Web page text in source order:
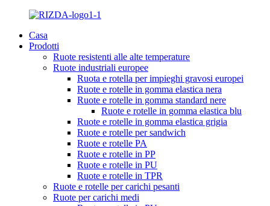
Casa
Prodotti
Ruote resistenti alle alte temperature
Ruote industriali europee
Ruota e rotella per impieghi gravosi europei
Ruote e rotelle in gomma elastica nera
Ruote e rotelle in gomma standard nere
Ruote e rotelle in gomma elastica blu
Ruote e rotelle in gomma elastica grigia
Ruote e rotelle per sandwich
Ruote e rotelle PA
Ruote e rotelle in PP
Ruote e rotelle in PU
Ruote e rotelle in TPR
Ruote e rotelle per carichi pesanti
Ruote per carichi medi